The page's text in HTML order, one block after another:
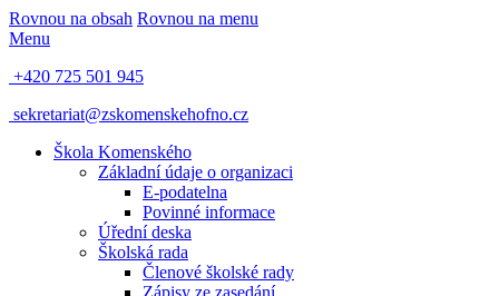
Rovnou na obsah Rovnou na menu
Menu
+420 725 501 945
sekretariat@zskomenskehofno.cz
Škola Komenského
Základní údaje o organizaci
E-podatelna
Povinné informace
Úřední deska
Školská rada
Členové školské rady
Zápisy ze zasedání